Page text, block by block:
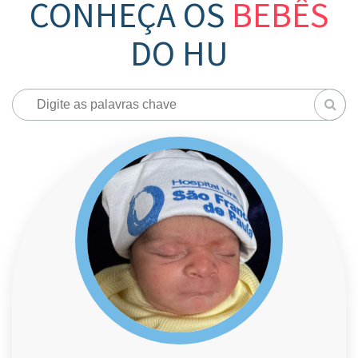
CONHEÇA OS BEBÊS
DO HU